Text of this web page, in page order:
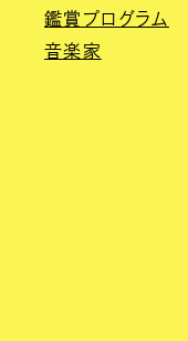
鑑賞プログラム
音楽家